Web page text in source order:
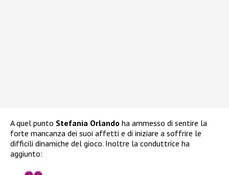
A quel punto Stefania Orlando ha ammesso di sentire la
forte mancanza dei suoi affetti e di iniziare a soffrire le
difficili dinamiche del gioco. Inoltre la conduttrice ha
aggiunto: